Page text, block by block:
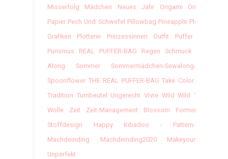
Misserfolg
Mädchen Neues Jahr Origami
Original
Papier Pech Und Schwefel Pillowbag Pineapple Plotter-
Grafiken
Plotterei Prinzessinnen Outfit
Puffer Bag
Purismus
REAL PUFFER-BAG Regen Schmuck
Along
Sommer
Sommermädchen-Sewalong-2017
Spoonflower THE REAL PUFFER-BAG Take Color
Tradition Turnbeutel Ungerecht Vivre Wild Wild Thing
Wolle
Zeit Zeit-Management Blossom
Formenfroh
Stoffdesign
Happy
Kibadoo - Pattern-Hack
Machdeinding
Machdeinding2020
Makeyourthing
Unperfekt